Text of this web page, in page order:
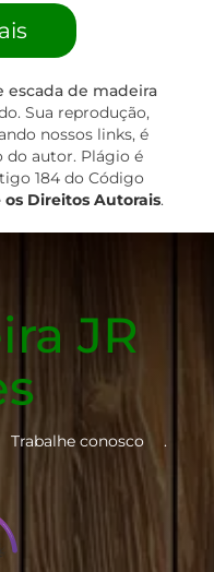
escada de madeira
Sua reprodução,
nossos links, é
do autor. Plágio é
184 do Código
os Direitos Autorais.
JR
Trabalhe conosco .